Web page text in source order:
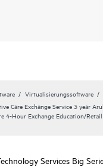
Virtualisierungssoftware
Care Exchange Service 3 year
4-Hour Exchange Education/